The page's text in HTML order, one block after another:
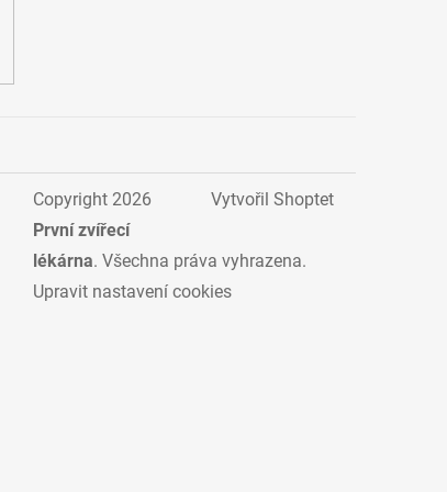
Vytvořil Shoptet
Copyright 2026
První zvířecí
lékárna. Všechna práva vyhrazena.
Upravit nastavení cookies